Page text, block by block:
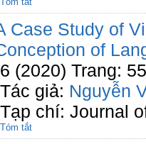
Case Study of
of
6 (2020) Trang:
Tác giả: Nguyễn
Tạp chí: Journal
Tóm tắt